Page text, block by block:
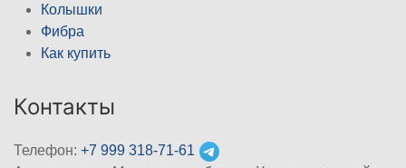
Колышки
Фибра
Как купить
Контакты
Телефон: +7 999 318-71-61